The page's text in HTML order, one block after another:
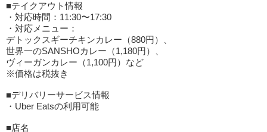
■テイクアウト情報
・対応時間：11:30〜17:30
・対応メニュー：
デトックスギーチキンカレー（880円）、
世界一のSANSHOカレー（1,180円）、
ヴィーガンカレー（1,100円）など
※価格は税抜き
■デリバリーサービス情報
・Uber Eatsの利用可能
■店名